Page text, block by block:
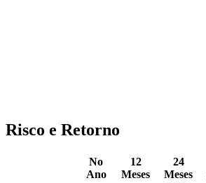
Risco e Retorno
No
Ano
12
Meses
24
Meses